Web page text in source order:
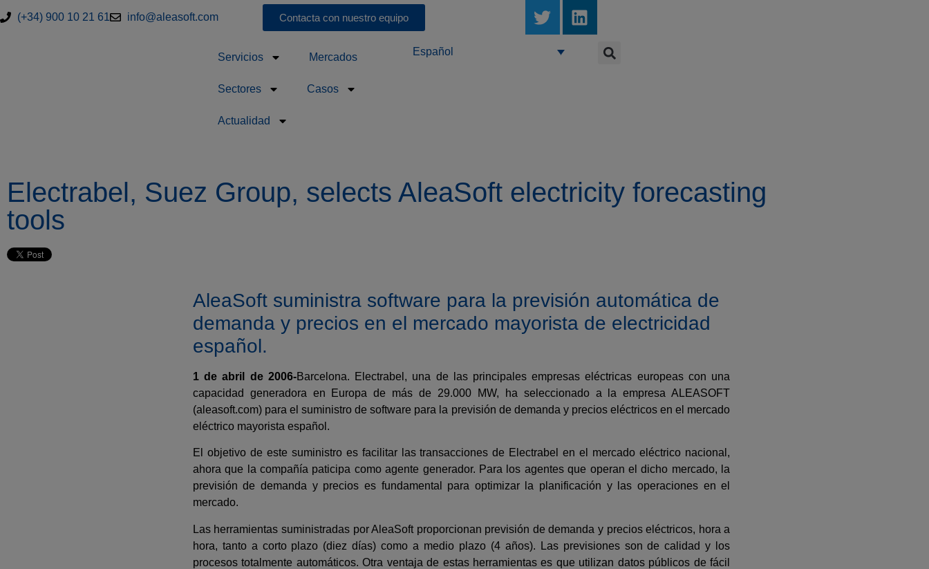
(+34) 900 10 21 61 info@aleasoft.com Contacta con nuestro equipo
Servicios Mercados
Sectores Casos
Actualidad
Español
Electrabel, Suez Group, selects AleaSoft electricity forecasting
tools
AleaSoft suministra software para la previsión automática de
demanda y precios en el mercado mayorista de electricidad
español.
1 de abril de 2006-Barcelona. Electrabel, una de las principales empresas eléctricas europeas con una
capacidad generadora en Europa de más de 29.000 MW, ha seleccionado a la empresa ALEASOFT
(aleasoft.com) para el suministro de software para la previsión de demanda y precios eléctricos en el mercado
eléctrico mayorista español.
El objetivo de este suministro es facilitar las transacciones de Electrabel en el mercado eléctrico nacional,
ahora que la compañía paticipa como agente generador. Para los agentes que operan el dicho mercado, la
previsión de demanda y precios es fundamental para optimizar la planificación y las operaciones en el
mercado.
Las herramientas suministradas por AleaSoft proporcionan previsión de demanda y precios eléctricos, hora a
hora, tanto a corto plazo (diez días) como a medio plazo (4 años). Las previsiones son de calidad y los
procesos totalmente automáticos. Otra ventaja de estas herramientas es que utilizan datos públicos de fácil